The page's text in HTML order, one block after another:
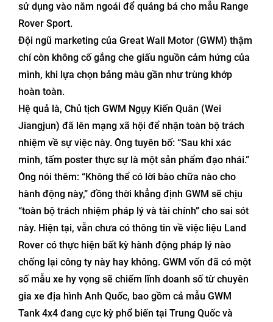
sử dụng vào năm ngoái để quảng bá cho mẫu Range
Rover Sport.
Đội ngũ marketing của Great Wall Motor (GWM) thậm
chí còn không cố gắng che giấu nguồn cảm hứng của
mình, khi lựa chọn bảng màu gần như trùng khớp
hoàn toàn.
Hệ quả là, Chủ tịch GWM Ngụy Kiến Quân (Wei
Jiangjun) đã lên mạng xã hội để nhận toàn bộ trách
nhiệm về sự việc này. Ông tuyên bố: “Sau khi xác
minh, tấm poster thực sự là một sản phẩm đạo nhái.”
Ông nói thêm: “Không thể có lời bào chữa nào cho
hành động này,” đồng thời khẳng định GWM sẽ chịu
“toàn bộ trách nhiệm pháp lý và tài chính” cho sai sót
này. Hiện tại, vẫn chưa có thông tin về việc liệu Land
Rover có thực hiện bất kỳ hành động pháp lý nào
chống lại công ty này hay không. GWM vốn đã có một
số mẫu xe hy vọng sẽ chiếm lĩnh doanh số từ chuyên
gia xe địa hình Anh Quốc, bao gồm cả mẫu GWM
Tank 4x4 đang cực kỳ phổ biến tại Trung Quốc và